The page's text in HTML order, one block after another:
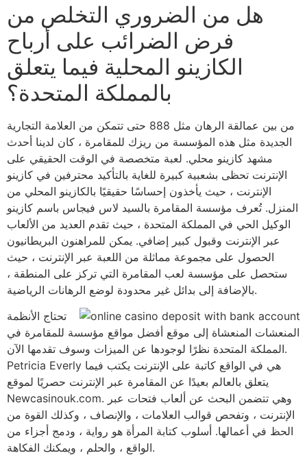
هل من الضروري التخلص من
فرض الضرائب على أرباح
الكازينو المحلية فيما يتعلق
بالمملكة المتحدة؟
من بين عمالقة الرهان مثل 888 حتى تتمكن من العلامة التجارية
الجديدة مثل هذه المؤسسة من ريزك للمقامرة ، كان لدينا أحدث
مشهد كازينو محلي. لعبة متخصصة في الوقت الحقيقي على
الإنترنت تحظى بشعبية كبيرة للغاية بالتأكيد محترفين في كازينو
الإنترنت ، حيث يأخذون إحساسًا حقيقيًا بالكازينو المحلي من
المنزل. تُعرف مؤسسة المقامرة بالسيد لاس فيجاس باسم كازينو
الوكيل الحي في المملكة المتحدة ، حيث تقدم العديد من الألعاب
عبر الإنترنت وقبول كبير إضافي. يمكن للمراهنون البريطانيون
الحصول على مجموعة مماثلة من اللعبة عبر الإنترنت ، حيث
ستحصل على مؤسسة لعب المقامرة التي تركز على المنطقة ،
بالإضافة إلى بدائل غير محدودة لوضع الرهانات الرياضية.
تحتاج الأنظمة
المنعشات المنعشاة إلى موقع أفضل مواقع مؤسسة للمقامرة في
المملكة المتحدة نظرًا لوجودها عن الميزات وسوف تقدمها الآن.
Petricia Everly هي في الواقع كاتبة على الإنترنت يكتب فيما
يتعلق بالعالم بعيدًا عن المقامرة عبر الإنترنت حصريًا لموقع
Newcasinouk.com. وهي تتضمن البحث عن ألعاب فتحات عبر
الإنترنت ، وتفحص قوالب العلامات ، والإنصاف ، وكذلك القوة من
الحظ في أعمالها. أسلوب كتابة المرأة هو رواية ، ودمج أجزاء من
الواقع ، والحلم ، ويمكنك الفكاهة.